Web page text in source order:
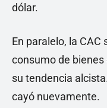
dólar.
En paralelo, la
consumo de
su tendencia
cayó nuevamente.